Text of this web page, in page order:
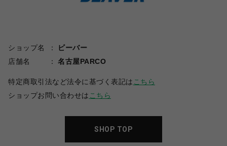
ショップ名
ビーバー
店舗名
名古屋PARCO
特定商取引法など法令に基づく表記は こちら
ショップお問い合わせは こちら
SHOP TOP